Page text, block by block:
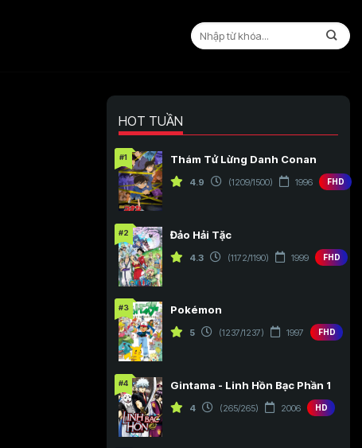
HOT TUẦN
#1 Thám Tử Lừng Danh Conan
4.9 (1209/1500) 1996 FHD
#2 Đảo Hải Tặc
4.3 (1172/1190) 1999 FHD
#3 Pokémon
5 (1237/1237) 1997 FHD
#4 Gintama - Linh Hồn Bạc Phần 1
4 (265/265) 2006 HD